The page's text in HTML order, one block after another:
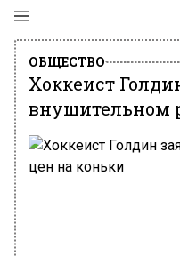
ОБЩЕСТВО
Хоккеист
внушительном